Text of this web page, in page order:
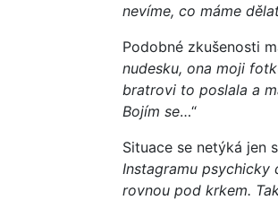
nevíme, co máme
Podobné zkušenosti
nudesku, ona moji
bratrovi to poslala a
Bojím se…“
Situace se netýká jen
Instagramu psychicky
rovnou pod krkem.